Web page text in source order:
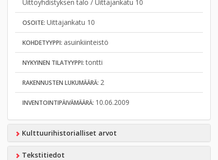
Uittoyhdistyksen talo / Uittajankatu 10
OSOITE: Uittajankatu 10
KOHDETYYPPI: asuinkiinteistö
NYKYINEN TILATYYPPI:tontti
RAKENNUSTEN LUKUMÄÄRÄ: 2
INVENTOINTIPÄIVÄMÄÄRÄ: 10.06.2009
Kulttuurihistorialliset arvot
Tekstitiedot